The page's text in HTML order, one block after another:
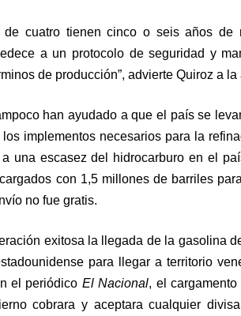
cuatro tienen cinco o seis años de
a un protocolo de seguridad y
de producción”, advierte Quiroz a
han ayudado a que el país se
implementos necesarios para la
una escasez del hidrocarburo en el
con 1,5 millones de barriles
no fue gratis.
exitosa la llegada de la gasolina
para llegar a territorio
el periódico El Nacional, el
cobrara y aceptara cualquier